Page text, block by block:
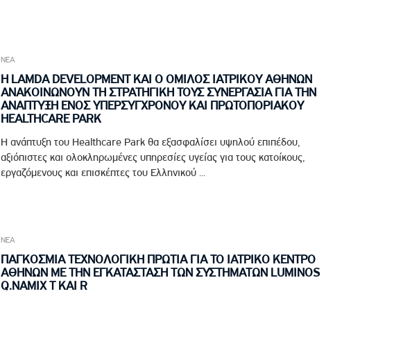
ΝΕΑ
Η LAMDA DEVELOPMENT ΚΑΙ Ο ΟΜΙΛΟΣ ΙΑΤΡΙΚΟΥ ΑΘΗΝΩΝ
ΑΝΑΚΟΙΝΩΝΟΥΝ ΤΗ ΣΤΡΑΤΗΓΙΚΗ ΤΟΥΣ ΣΥΝΕΡΓΑΣΙΑ ΓΙΑ ΤΗΝ
ΑΝΑΠΤΥΞΗ ΕΝΟΣ ΥΠΕΡΣΥΓΧΡΟΝΟΥ ΚΑΙ ΠΡΩΤΟΠΟΡΙΑΚΟΥ
HEALTHCARE PARK
Η ανάπτυξη του Healthcare Park θα εξασφαλίσει υψηλού επιπέδου,
αξιόπιστες και ολοκληρωμένες υπηρεσίες υγείας για τους κατοίκους,
εργαζόμενους και επισκέπτες του Ελληνικού ...
ΝΕΑ
ΠΑΓΚΟΣΜΙΑ ΤΕΧΝΟΛΟΓΙΚΗ ΠΡΩΤΙΑ ΓΙΑ ΤΟ ΙΑΤΡΙΚΟ ΚΕΝΤΡΟ
ΑΘΗΝΩΝ ΜΕ ΤΗΝ ΕΓΚΑΤΑΣΤΑΣΗ ΤΩΝ ΣΥΣΤΗΜΑΤΩΝ LUMINOS
Q.NAMIX T ΚΑΙ R